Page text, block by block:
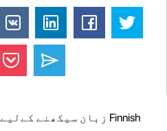
Finnish زبان سیکھنے کےلیے LinGo Play ایپلیکیشن